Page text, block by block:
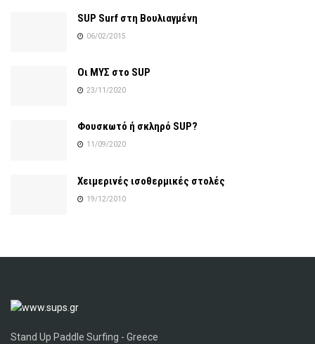
SUP Surf στη Βουλιαγμένη
06/02/2015
Οι ΜΥΣ στο SUP
23/11/2020
Φουσκωτό ή σκληρό SUP?
11/09/2020
Χειμερινές ισοθερμικές στολές
19/12/2010
Stand Up Paddle Surfing - Greece